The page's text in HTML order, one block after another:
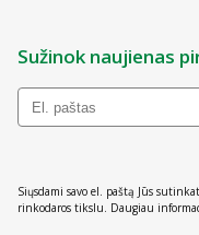
Sužinok naujienas
Siųsdami savo el. paštą Jūs
rinkodaros tikslu. Daugiau